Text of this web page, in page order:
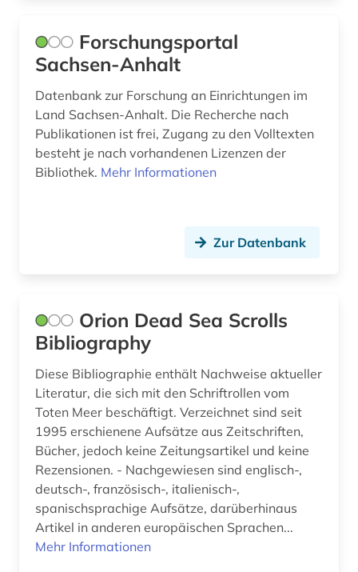
Forschungsportal
Sachsen-Anhalt
Datenbank zur Forschung an Einrichtungen im
Land Sachsen-Anhalt. Die Recherche nach
Publikationen ist frei, Zugang zu den Volltexten
besteht je nach vorhandenen Lizenzen der
Bibliothek. Mehr Informationen
Zur Datenbank
Orion Dead Sea Scrolls
Bibliography
Diese Bibliographie enthält Nachweise aktueller
Literatur, die sich mit den Schriftrollen vom
Toten Meer beschäftigt. Verzeichnet sind seit
1995 erschienene Aufsätze aus Zeitschriften,
Bücher, jedoch keine Zeitungsartikel und keine
Rezensionen. - Nachgewiesen sind englisch-,
deutsch-, französisch-, italienisch-,
spanischsprachige Aufsätze, darüberhinaus
Artikel in anderen europäischen Sprachen...
Mehr Informationen